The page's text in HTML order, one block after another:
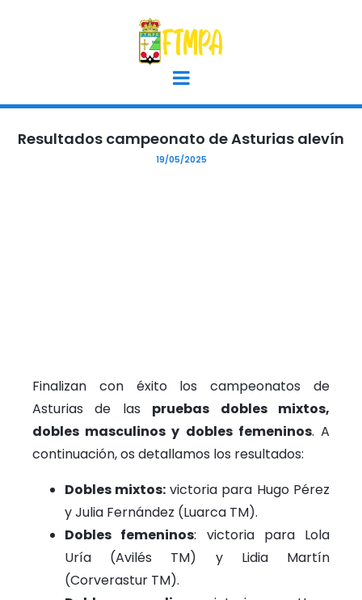
Resultados campeonato de Asturias alevín
19/05/2025
Finalizan con éxito los campeonatos de
Asturias de las pruebas dobles mixtos,
dobles masculinos y dobles femeninos. A
continuación, os detallamos los resultados:
Dobles mixtos: victoria para Hugo Pérez
y Julia Fernández (Luarca TM).
Dobles femeninos: victoria para Lola
Uría (Avilés TM) y Lidia Martín
(Corverastur TM).